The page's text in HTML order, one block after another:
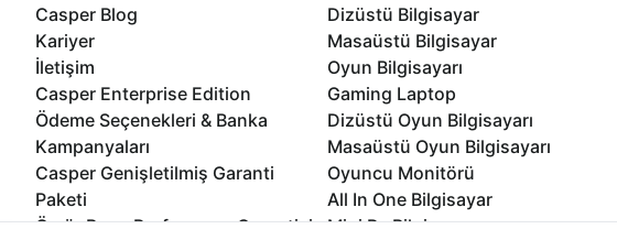
Casper Blog
Kariyer
İletişim
Casper Enterprise Edition
Ödeme Seçenekleri & Banka
Kampanyaları
Casper Genişletilmiş Garanti
Paketi
Dizüstü Bilgisayar
Masaüstü Bilgisayar
Oyun Bilgisayarı
Gaming Laptop
Dizüstü Oyun Bilgisayarı
Masaüstü Oyun Bilgisayarı
Oyuncu Monitörü
All In One Bilgisayar